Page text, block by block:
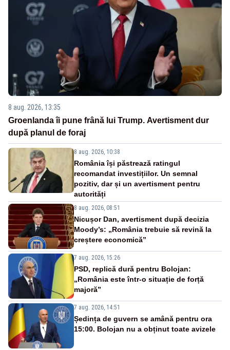
8 aug. 2026, 13:35
Groenlanda îi pune frână lui Trump. Avertisment dur
după planul de foraj
8 aug. 2026, 10:38
România își păstrează ratingul
recomandat investițiilor. Un semnal
pozitiv, dar și un avertisment pentru
autorități
8 aug. 2026, 08:51
Nicușor Dan, avertisment după decizia
Moody’s: „România trebuie să revină la
creștere economică”
7 aug. 2026, 15:26
PSD, replică dură pentru Bolojan:
„România este într-o situație de forță
majoră”
7 aug. 2026, 14:51
Ședința de guvern se amână pentru ora
15:00. Bolojan nu a obținut toate avizele